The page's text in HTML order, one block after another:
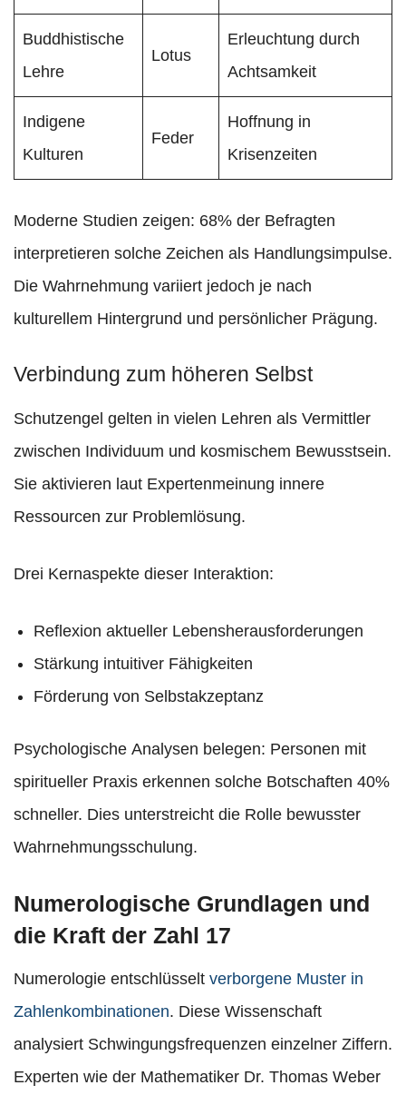
Buddhistische
Lehre
Lotus
Erleuchtung durch
Achtsamkeit
Indigene
Kulturen
Feder
Hoffnung in
Krisenzeiten
Moderne Studien zeigen: 68% der Befragten
interpretieren solche Zeichen als Handlungsimpulse.
Die Wahrnehmung variiert jedoch je nach
kulturellem Hintergrund und persönlicher Prägung.
Verbindung zum höheren Selbst
Schutzengel gelten in vielen Lehren als Vermittler
zwischen Individuum und kosmischem Bewusstsein.
Sie aktivieren laut Expertenmeinung innere
Ressourcen zur Problemlösung.
Drei Kernaspekte dieser Interaktion:
Reflexion aktueller Lebensherausforderungen
Stärkung intuitiver Fähigkeiten
Förderung von Selbstakzeptanz
Psychologische Analysen belegen: Personen mit
spiritueller Praxis erkennen solche Botschaften 40%
schneller. Dies unterstreicht die Rolle bewusster
Wahrnehmungsschulung.
Numerologische Grundlagen und
die Kraft der Zahl 17
Numerologie entschlüsselt verborgene Muster in
Zahlenkombinationen. Diese Wissenschaft
analysiert Schwingungsfrequenzen einzelner Ziffern.
Experten wie der Mathematiker Dr. Thomas Weber